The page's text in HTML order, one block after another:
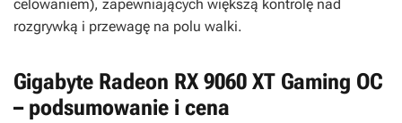
celowaniem), zapewniających większą kontrolę nad
rozgrywką i przewagę na polu walki.
Gigabyte Radeon RX 9060 XT Gaming OC
– podsumowanie i cena